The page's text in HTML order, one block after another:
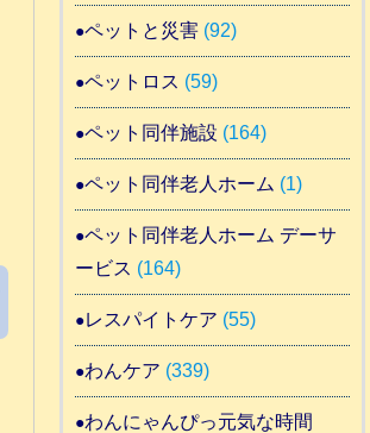
ペットと災害(92)
ペットロス (59)
ペット同伴施設 (164)
ペット同伴老人ホーム (1)
ペット同伴老人ホーム デーサ
ービス (164)
レスパイトケア (55)
わんケア (339)
わんにゃんぴっ元気な時間